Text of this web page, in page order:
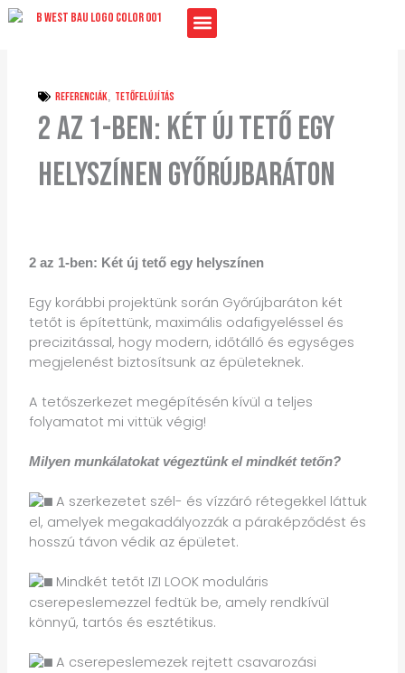
Skip
Referenciák, Tetőfelújítás
2 az 1-ben: Két új tető egy
helyszínen Győrújbaráton
2 az 1-ben: Két új tető egy helyszínen
Egy korábbi projektünk során Győrújbaráton két
tetőt is építettünk, maximális odafigyeléssel és
precizitással, hogy modern, időtálló és egységes
megjelenést biztosítsunk az épületeknek.
A tetőszerkezet megépítésén kívül a teljes
folyamatot mi vittük végig!
Milyen munkálatokat végeztünk el mindkét tetőn?
A szerkezetet szél- és vízzáró rétegekkel láttuk
el, amelyek megakadályozzák a páraképződést és
hosszú távon védik az épületet.
Mindkét tetőt IZI LOOK moduláris
cserepeslemezzel fedtük be, amely rendkívül
könnyű, tartós és esztétikus.
A cserepeslemezek rejtett csavarozási